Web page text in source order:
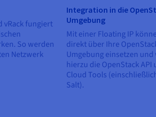
vRack fungiert
So werden
Netzwerk
Integration in die
Umgebung
Mit einer Floating IP
direkt über Ihre
Umgebung einsetzen
hierzu die OpenStack
Cloud Tools
Salt).